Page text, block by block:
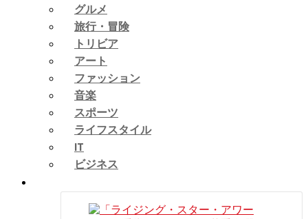
グルメ
旅行・冒険
トリビア
アート
ファッション
音楽
スポーツ
ライフスタイル
IT
ビジネス